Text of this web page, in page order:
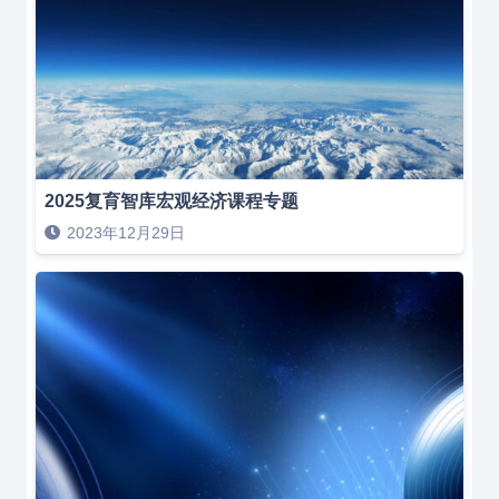
2025复育智库宏观经济课程专题
2023年12月29日